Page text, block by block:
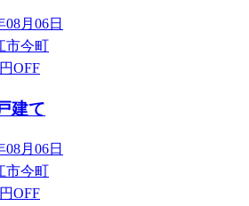
08月06日
市今町
OFF
建て
08月06日
市今町
OFF